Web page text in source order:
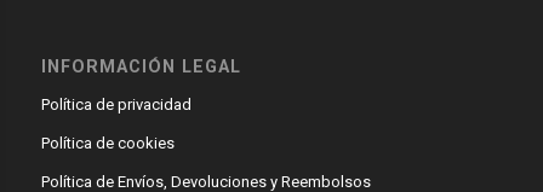
INFORMACIÓN LEGAL
Política de privacidad
Política de cookies
Política de Envíos, Devoluciones y Reembolsos